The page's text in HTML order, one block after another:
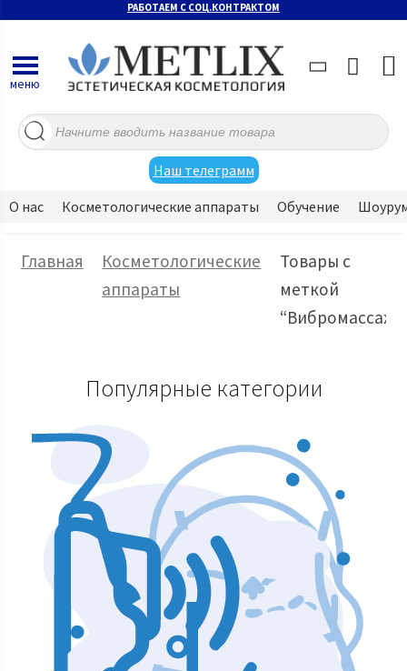
РАБОТАЕМ С СОЦ.КОНТРАКТОМ
Поиск
товаров
Наш телеграмм
меню
О нас Косметологические аппараты Обучение
Главная
Косметологические
аппараты
Товары с
меткой
“Вибромассаж”
Популярные категории